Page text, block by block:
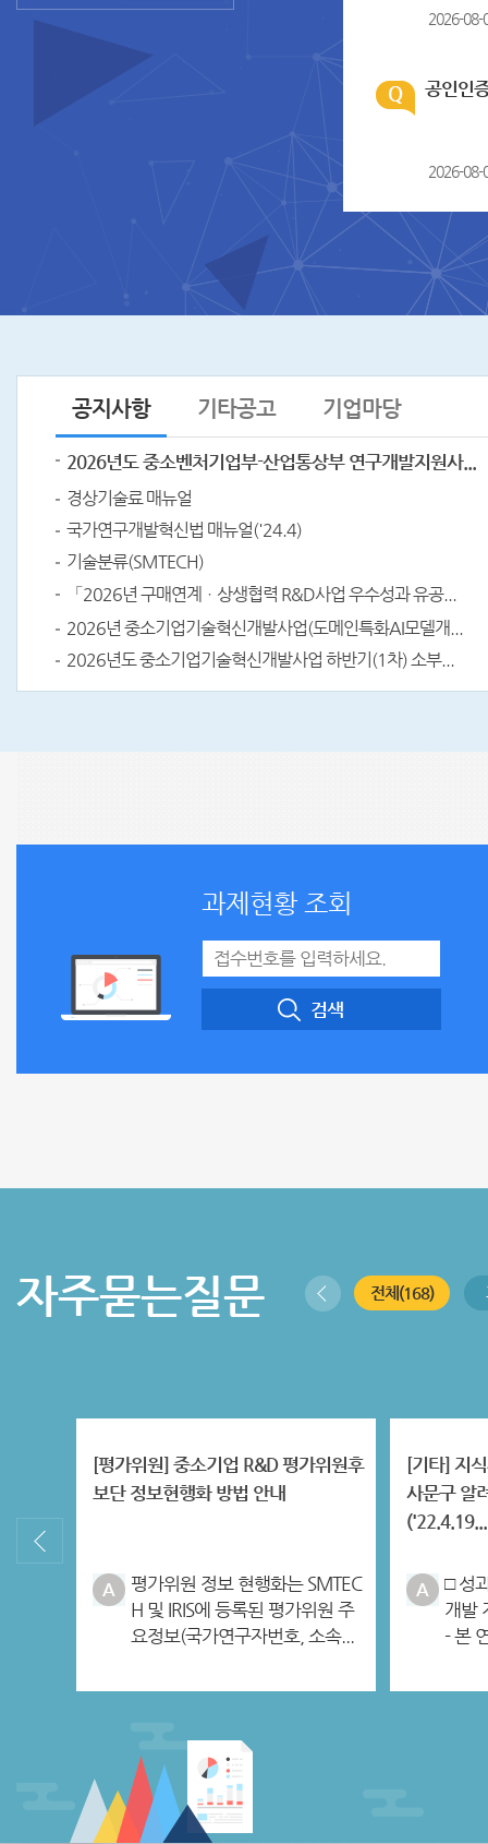
2026-08-
공인인
2026-08-
공지사항
2026년도 중소벤처기업부-산업통상부 연구개발지원사...
경상기술료 매뉴얼
국가연구개발혁신법 매뉴얼('24.4)
기술분류(SMTECH)
「2026년 구매연계ㆍ상생협력 R&D사업 우수성과 유공...
2026년 중소기업기술혁신개발사업(도메인특화AI모델개...
2026년도 중소기업기술혁신개발사업 하반기(1차) 소부...
기타공고 기업마당
과제현황 조회
검색
자주묻는질문 전체(168)
[평가위원] 중소기업 R&D 평가위원후
보단 정보현행화 방법 안내
평가위원 정보 현행화는 SMTEC
H 및 IRIS에 등록된 평가위원 주
요정보(국가연구자번호, 소속...
[기타] 지
사문구 알
('22.4.19...
□ 성
개발
- 본